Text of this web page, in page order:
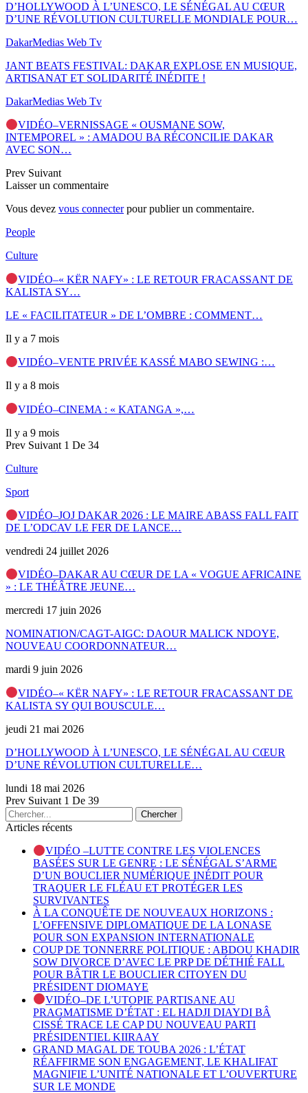
D’HOLLYWOOD À L’UNESCO, LE SÉNÉGAL AU CŒUR
D’UNE RÉVOLUTION CULTURELLE MONDIALE POUR…
DakarMedias Web Tv
JANT BEATS FESTIVAL: DAKAR EXPLOSE EN MUSIQUE,
ARTISANAT ET SOLIDARITÉ INÉDITE !
DakarMedias Web Tv
VIDÉO–VERNISSAGE « OUSMANE SOW,
INTEMPOREL » : AMADOU BA RÉCONCILIE DAKAR
AVEC SON…
Prev Suivant
Laisser un commentaire
Vous devez vous connecterpour publier un commentaire.
People
Culture
VIDÉO–« KËR NAFY» : LE RETOUR FRACASSANT DE
KALISTA SY…
LE « FACILITATEUR » DE L’OMBRE : COMMENT…
Il y a 7 mois
VIDÉO–VENTE PRIVÉE KASSÉ MABO SEWING :…
Il y a 8 mois
VIDÉO–CINEMA : « KATANGA »,…
Il y a 9 mois
Prev Suivant 1 De 34
Culture
Sport
VIDÉO–JOJ DAKAR 2026 : LE MAIRE ABASS FALL FAIT
DE L’ODCAV LE FER DE LANCE…
vendredi 24 juillet 2026
VIDÉO–DAKAR AU CŒUR DE LA « VOGUE AFRICAINE
» : LE THÉÂTRE JEUNE…
mercredi 17 juin 2026
NOMINATION/CAGT-AIGC: DAOUR MALICK NDOYE,
NOUVEAU COORDONNATEUR…
mardi 9 juin 2026
VIDÉO–« KËR NAFY» : LE RETOUR FRACASSANT DE
KALISTA SY QUI BOUSCULE…
jeudi 21 mai 2026
D’HOLLYWOOD À L’UNESCO, LE SÉNÉGAL AU CŒUR
D’UNE RÉVOLUTION CULTURELLE…
lundi 18 mai 2026
Prev Suivant 1 De 39
Articles récents
VIDÉO –LUTTE CONTRE LES VIOLENCES
BASÉES SUR LE GENRE : LE SÉNÉGAL S’ARME
D’UN BOUCLIER NUMÉRIQUE INÉDIT POUR
TRAQUER LE FLÉAU ET PROTÉGER LES
SURVIVANTES
À LA CONQUÊTE DE NOUVEAUX HORIZONS :
L’OFFENSIVE DIPLOMATIQUE DE LA LONASE
POUR SON EXPANSION INTERNATIONALE
COUP DE TONNERRE POLITIQUE : ABDOU KHADIR
SOW DIVORCE D’AVEC LE PRP DE DÉTHIÉ FALL
POUR BÂTIR LE BOUCLIER CITOYEN DU
PRÉSIDENT DIOMAYE
VIDÉO–DE L’UTOPIE PARTISANE AU
PRAGMATISME D’ÉTAT : EL HADJI DIAYDI BÂ
CISSÉ TRACE LE CAP DU NOUVEAU PARTI
PRÉSIDENTIEL KIIRAAY
GRAND MAGAL DE TOUBA 2026 : L’ÉTAT
RÉAFFIRME SON ENGAGEMENT, LE KHALIFAT
MAGNIFIE L’UNITÉ NATIONALE ET L’OUVERTURE
SUR LE MONDE